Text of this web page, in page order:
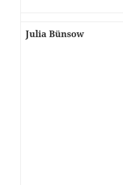
Julia Bünsow